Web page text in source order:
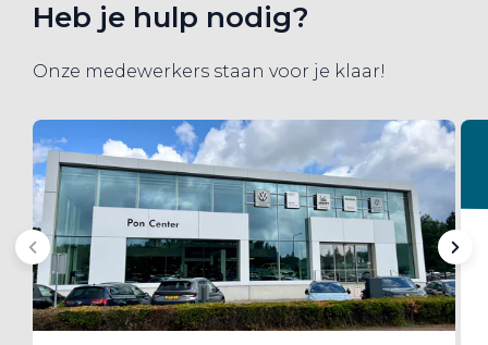
Heb je hulp nodig?
Onze medewerkers staan voor je klaar!